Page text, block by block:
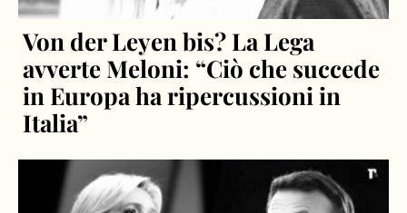
Von der Leyen bis? La Lega
avverte Meloni: “Ciò che succede
in Europa ha ripercussioni in
Italia”